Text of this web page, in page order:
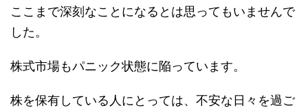
ここまで深刻なことになるとは思ってもいませんで
した。
株式市場もパニック状態に陥っています。
株を保有している人にとっては、不安な日々を過ご